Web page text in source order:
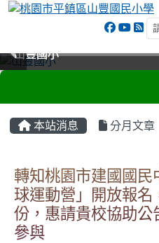
山豐國小
山豐國小
山豐國小
山豐國小
本站消息 分月文章
轉知桃園市建國國民
球運動營」開放報名
份，惠請貴校協助公
參與